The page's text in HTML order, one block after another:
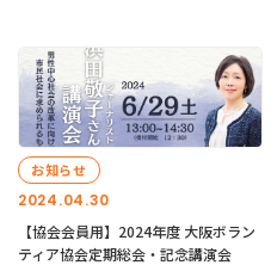
2024.04.30
お知らせ
【協会会員用】2024年度 大阪ボラン
ティア協会定期総会・記念講演会